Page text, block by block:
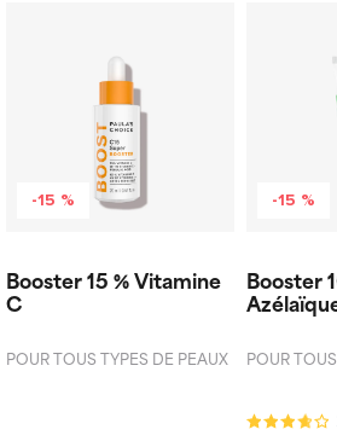
-15 %
Booster 15 % Vitamine
C
POUR TOUS TYPES DE PEAUX
-15 %
Booster
POUR